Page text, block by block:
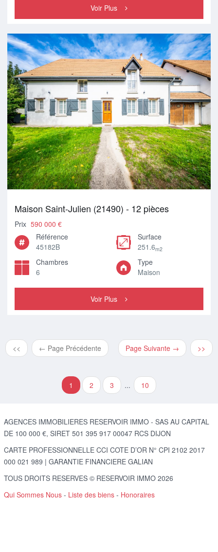
Voir Plus
Maison Saint-Julien (21490) - 12 pièces
Prix 590 000 €
Référence
45182B
Surface
251.6m2
Chambres
6
Type
Maison
Voir Plus
<< ← Page Précédente Page Suivante → >>
1 2 3 ... 10
AGENCES IMMOBILIERES RESERVOIR IMMO - SAS AU CAPITAL
DE 100 000 €, SIRET 501 395 917 00047 RCS DIJON
CARTE PROFESSIONNELLE CCI COTE D’OR N° CPI 2102 2017
000 021 989 | GARANTIE FINANCIERE GALIAN
TOUS DROITS RESERVES © RESERVOIR IMMO 2026
Qui Sommes Nous - Liste des biens - Honoraires